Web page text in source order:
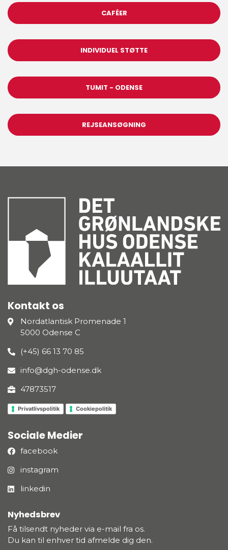
CAFÉER
INDIVIDUEL STØTTE
TUMIT - ODENSE
REJSEANSØGNING
Kontakt os
Nordatlantisk Promenade 1
5000 Odense C
(+45) 66 13 70 85
info@dgh-odense.dk
47873517
Privatlivspolitik Cookiepolitik
Sociale Medier
facebook
instagram
linkedin
Nyhedsbrev
Få tilsendt nyheder via e-mail fra os.
Du kan til enhver tid afmelde dig den.